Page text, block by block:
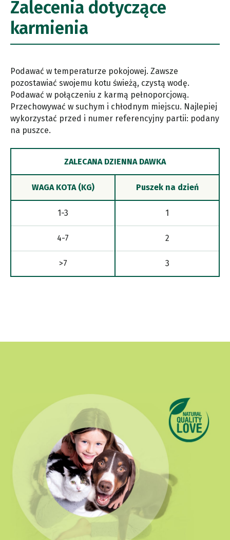
Zalecenia dotyczące
karmienia
Podawać w temperaturze pokojowej. Zawsze
pozostawiać swojemu kotu świeżą, czystą wodę.
Podawać w połączeniu z karmą pełnoporcjową.
Przechowywać w suchym i chłodnym miejscu. Najlepiej
wykorzystać przed i numer referencyjny partii: podany
na puszce.
ZALECANA DZIENNA DAWKA
WAGA KOTA (KG) Puszek na dzień
1-3 1
4-7 2
>7 3